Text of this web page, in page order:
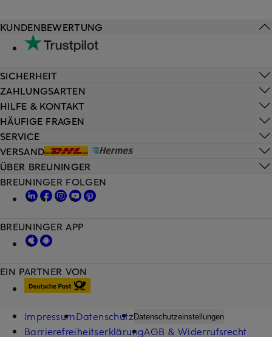
HILFE & KONTAKT
HÄUFIGE FRAGEN
SERVICE
VERSAND
KUNDENBEWERTUNG
SICHERHEIT
ZAHLUNGSARTEN
ÜBER BREUNINGER
EIN PARTNER VON
BREUNINGER FOLGEN
BREUNINGER APP
ImpressumDatenschutz Datenschutzeinstellungen
BarrierefreiheitserklärungAGB & Widerrufsrecht